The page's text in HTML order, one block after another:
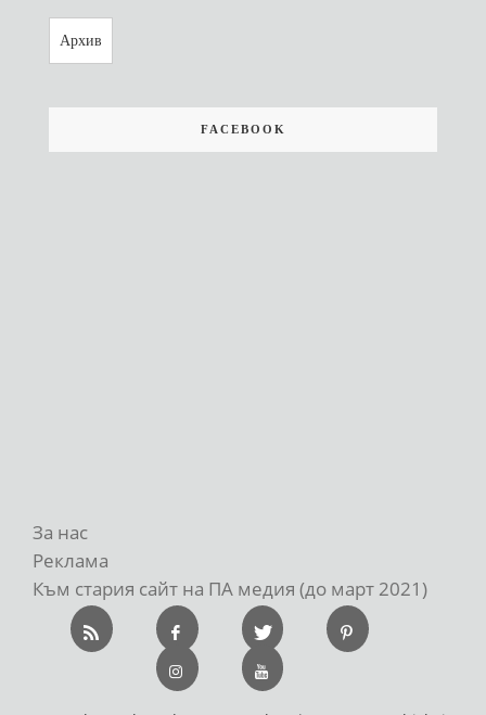
Архив
FACEBOOK
За нас
Реклама
Към стария сайт на ПА медия (до март 2021)